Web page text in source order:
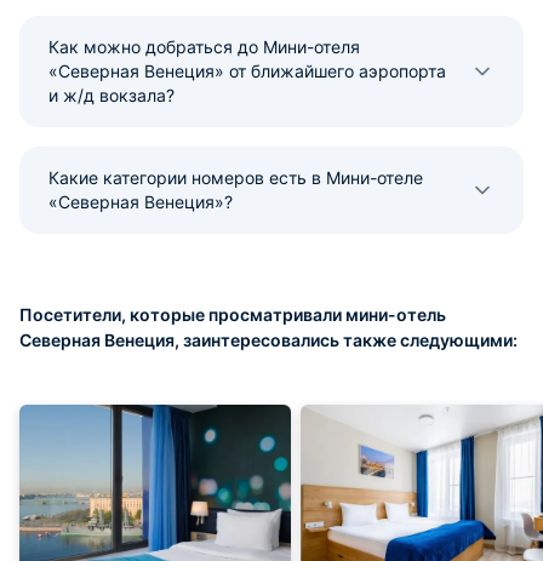
Как можно добраться до Мини-отеля
«Северная Венеция» от ближайшего аэропорта
и ж/д вокзала?
Какие категории номеров есть в Мини-отеле
«Северная Венеция»?
Посетители, которые просматривали мини-отель
Северная Венеция, заинтересовались также следующими: